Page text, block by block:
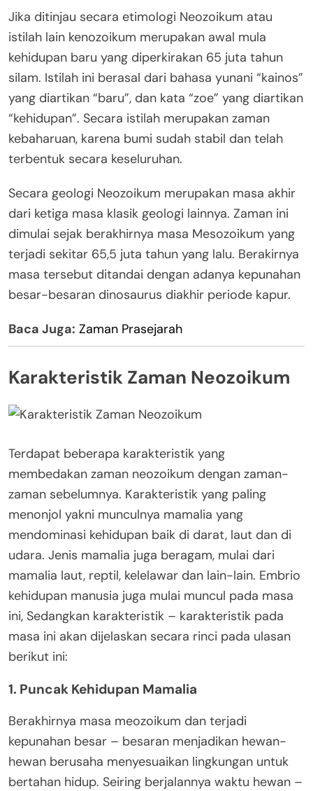
Jika ditinjau secara etimologi Neozoikum atau
istilah lain kenozoikum merupakan awal mula
kehidupan baru yang diperkirakan 65 juta tahun
silam. Istilah ini berasal dari bahasa yunani “kainos”
yang diartikan “baru”, dan kata “zoe” yang diartikan
“kehidupan”. Secara istilah merupakan zaman
kebaharuan, karena bumi sudah stabil dan telah
terbentuk secara keseluruhan.
Secara geologi Neozoikum merupakan masa akhir
dari ketiga masa klasik geologi lainnya. Zaman ini
dimulai sejak berakhirnya masa Mesozoikum yang
terjadi sekitar 65,5 juta tahun yang lalu. Berakirnya
masa tersebut ditandai dengan adanya kepunahan
besar-besaran dinosaurus diakhir periode kapur.
Baca Juga: Zaman Prasejarah
Karakteristik Zaman Neozoikum
Terdapat beberapa karakteristik yang
membedakan zaman neozoikum dengan zaman-
zaman sebelumnya. Karakteristik yang paling
menonjol yakni munculnya mamalia yang
mendominasi kehidupan baik di darat, laut dan di
udara. Jenis mamalia juga beragam, mulai dari
mamalia laut, reptil, kelelawar dan lain-lain. Embrio
kehidupan manusia juga mulai muncul pada masa
ini, Sedangkan karakteristik – karakteristik pada
masa ini akan dijelaskan secara rinci pada ulasan
berikut ini:
1. Puncak Kehidupan Mamalia
Berakhirnya masa meozoikum dan terjadi
kepunahan besar – besaran menjadikan hewan-
hewan berusaha menyesuaikan lingkungan untuk
bertahan hidup. Seiring berjalannya waktu hewan –